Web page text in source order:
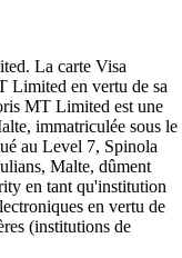
La carte Visa
Limited en vertu de sa
MT Limited est une
immatriculée sous le
au Level 7, Spinola
Malte, dûment
en tant qu'institution
en vertu de
(institutions de